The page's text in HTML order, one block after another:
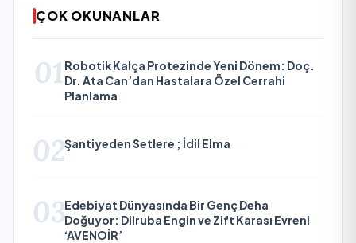
ÇOK OKUNANLAR
01 Robotik Kalça Protezinde Yeni Dönem: Doç.
Dr. Ata Can’dan Hastalara Özel Cerrahi
Planlama
02Şantiyeden Setlere ; İdil Elma
03Edebiyat Dünyasında Bir Genç Deha
Doğuyor: Dilruba Engin ve Zift Karası Evreni
‘AVENOİR’